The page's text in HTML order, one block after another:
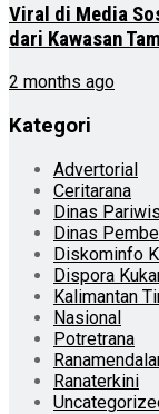
Viral di Media
dari Kawasan
2 months ago
Kategori
Advertorial
Ceritarana
Dinas
Dinas
Diskominfo
Dispora
Kalimantan
Nasional
Potretrana
Ranaterkini